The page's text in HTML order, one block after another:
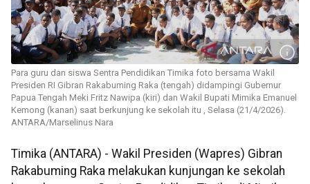
Para guru dan siswa Sentra Pendidikan Timika foto bersama Wakil
Presiden RI Gibran Rakabuming Raka (tengah) didampingi Gubernur
Papua Tengah Meki Fritz Nawipa (kiri) dan Wakil Bupati Mimika Emanuel
Kemong (kanan) saat berkunjung ke sekolah itu , Selasa (21/4/2026).
ANTARA/Marselinus Nara
Timika (ANTARA) - Wakil Presiden (Wapres) Gibran
Rakabuming Raka melakukan kunjungan ke sekolah